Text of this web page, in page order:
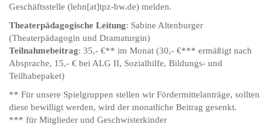
Geschäftsstelle (lehn[at]tpz-bw.de) melden.
Theaterpädagogische Leitung: Sabine Altenburger
(Theaterpädagogin und Dramaturgin)
Teilnahmebeitrag: 35,- €** im Monat (30,- €*** ermäßigt nach
Absprache, 15,- € bei ALG II, Sozialhilfe, Bildungs- und
Teilhabepaket)
** Für unsere Spielgruppen stellen wir Fördermittelanträge, sollten
diese bewilligt werden, wird der monatliche Beitrag gesenkt.
*** für Mitglieder und Geschwisterkinder